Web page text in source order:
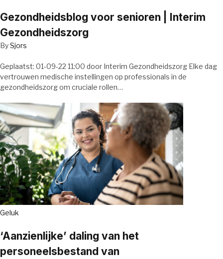
Gezondheidsblog voor senioren | Interim
Gezondheidszorg
BySjors
Geplaatst: 01-09-22 11:00 door Interim Gezondheidszorg Elke dag
vertrouwen medische instellingen op professionals in de
gezondheidszorg om cruciale rollen…
Geluk
‘Aanzienlijke’ daling van het
personeelsbestand van